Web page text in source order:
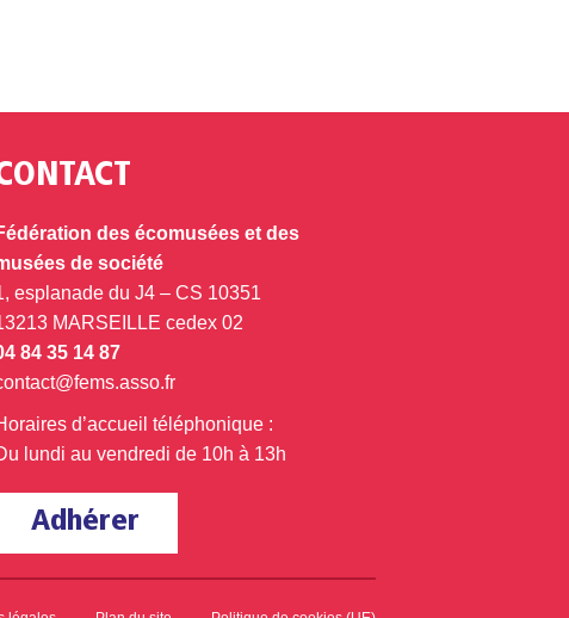
des écomusées et des
de société
esplanade du J4 – CS 10351
MARSEILLE cedex 02
84 35 14 87
d’accueil téléphonique :
lundi au vendredi de 10h à 13h
Adhérer